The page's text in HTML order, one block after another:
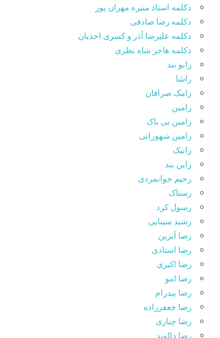
دکلمه استاد منیره مهران پور
دکلمه رضا صادقی
دکلمه علیرضا آذر و کسری احدیان
دکلمه هاجر شاه نظری
رابو بند
راشا
رامک صرافان
رامین
رامین بی باک
رامین شهورانی
رانیک
راین بند
رحیم جوانمردی
رستاک
رسول کرد
رشید سینایی
رضا آبزین
رضا استادی
رضا اکبری
رضا امو
رضا بیدرام
رضا جعفرزاده
رضا چناری